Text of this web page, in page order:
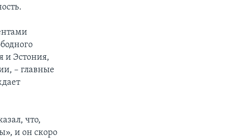
и Эстония,
– главные
что,
и он скоро